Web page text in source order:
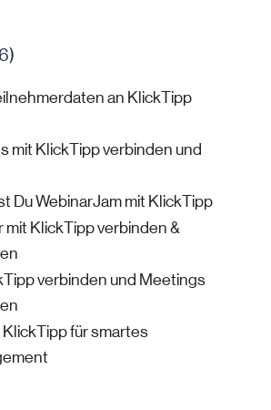
an KlickTipp
mit KlickTipp verbinden und
Du WebinarJam mit KlickTipp
mit KlickTipp verbinden &
verbinden und Meetings
für smartes